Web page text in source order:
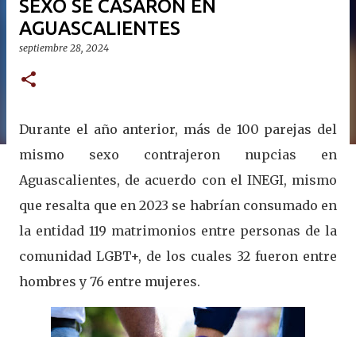
SEXO SE CASARON EN
AGUASCALIENTES
septiembre 28, 2024
Durante el año anterior, más de 100 parejas del
mismo sexo contrajeron nupcias en
Aguascalientes, de acuerdo con el INEGI, mismo
que resalta que en 2023 se habrían consumado en
la entidad 119 matrimonios entre personas de la
comunidad LGBT+, de los cuales 32 fueron entre
hombres y 76 entre mujeres.